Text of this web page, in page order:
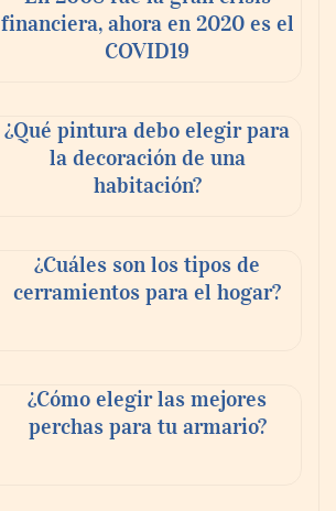
financiera, ahora en 2020 es el
COVID19
¿Qué pintura debo elegir para
la decoración de una
habitación?
¿Cuáles son los tipos de
cerramientos para el hogar?
¿Cómo elegir las mejores
perchas para tu armario?